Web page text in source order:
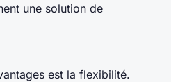
une solution de
est la flexibilité.